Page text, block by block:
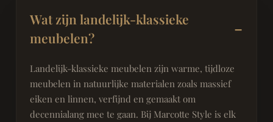
Wat zijn landelijk-klassieke
meubelen?
Landelijk-klassieke meubelen zijn warme, tijdloze
meubelen in natuurlijke materialen zoals massief
eiken en linnen, verfijnd en gemaakt om
decennialang mee te gaan. Bij Marcotte Style is elk